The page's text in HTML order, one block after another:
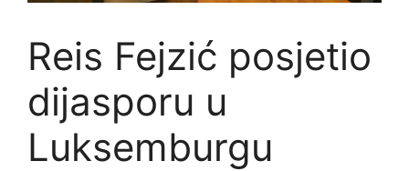
Reis Fejzić posjetio
dijasporu u
Luksemburgu